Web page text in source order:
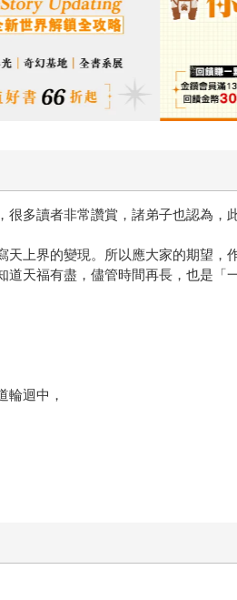
多讀者非常讚賞，諸弟子也認為，
上界的變現。所以應大家的期望
天福有盡，儘管時間再長，也是「
輪迴中，